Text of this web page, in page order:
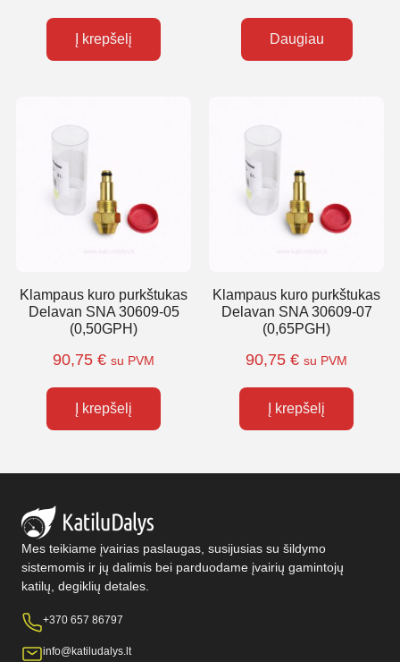
Į krepšelį Daugiau
Klampaus kuro purkštukas
Delavan SNA 30609-05
(0,50GPH)
90,75 € su PVM
Į krepšelį
Klampaus kuro purkštukas
Delavan SNA 30609-07
(0,65PGH)
90,75 € su PVM
Į krepšelį
Mes teikiame įvairias paslaugas, susijusias su šildymo
sistemomis ir jų dalimis bei parduodame įvairių gamintojų
katilų, degiklių detales.
+370 657 86797
info@katiludalys.lt